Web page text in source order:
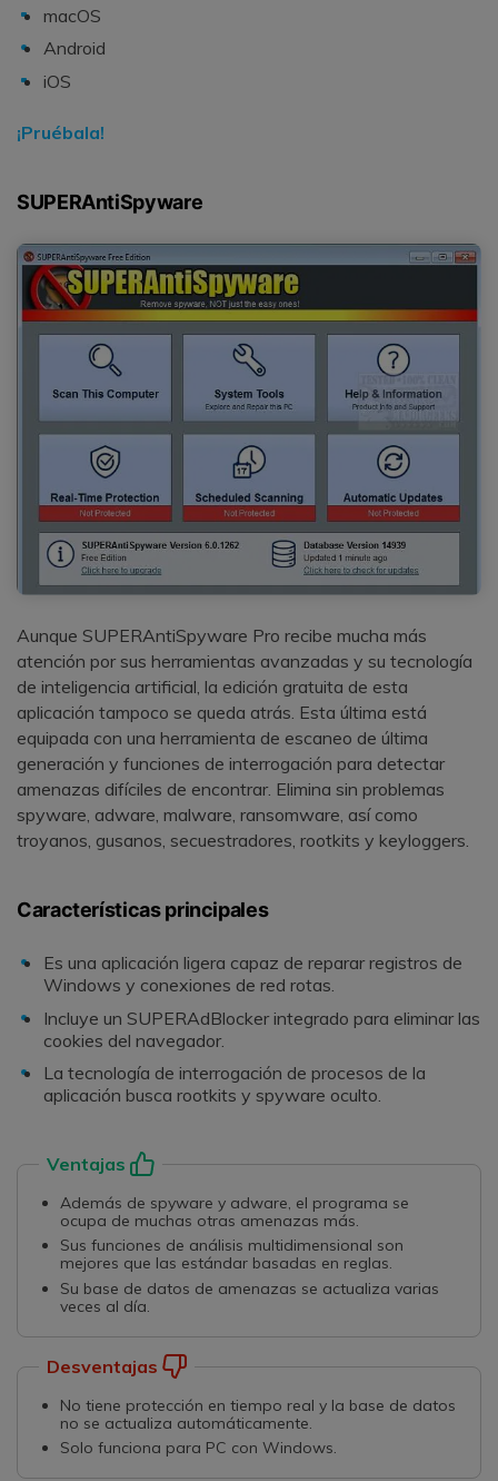
macOS
Android
iOS
¡Pruébala!
SUPERAntiSpyware
Aunque SUPERAntiSpyware Pro recibe mucha más
atención por sus herramientas avanzadas y su tecnología
de inteligencia artificial, la edición gratuita de esta
aplicación tampoco se queda atrás. Esta última está
equipada con una herramienta de escaneo de última
generación y funciones de interrogación para detectar
amenazas difíciles de encontrar. Elimina sin problemas
spyware, adware, malware, ransomware, así como
troyanos, gusanos, secuestradores, rootkits y keyloggers.
Características principales
Es una aplicación ligera capaz de reparar registros de
Windows y conexiones de red rotas.
Incluye un SUPERAdBlocker integrado para eliminar las
cookies del navegador.
La tecnología de interrogación de procesos de la
aplicación busca rootkits y spyware oculto.
Ventajas
Además de spyware y adware, el programa se
ocupa de muchas otras amenazas más.
Sus funciones de análisis multidimensional son
mejores que las estándar basadas en reglas.
Su base de datos de amenazas se actualiza varias
veces al día.
Desventajas
No tiene protección en tiempo real y la base de datos
no se actualiza automáticamente.
Solo funciona para PC con Windows.